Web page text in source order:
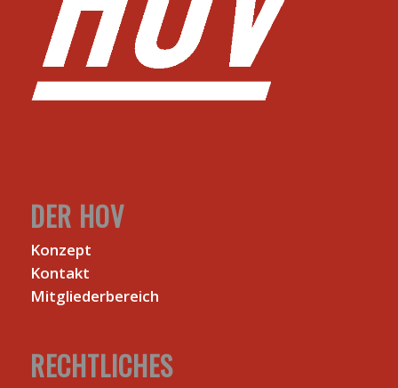
DER HOV
Konzept
Kontakt
Mitgliederbereich
RECHTLICHES